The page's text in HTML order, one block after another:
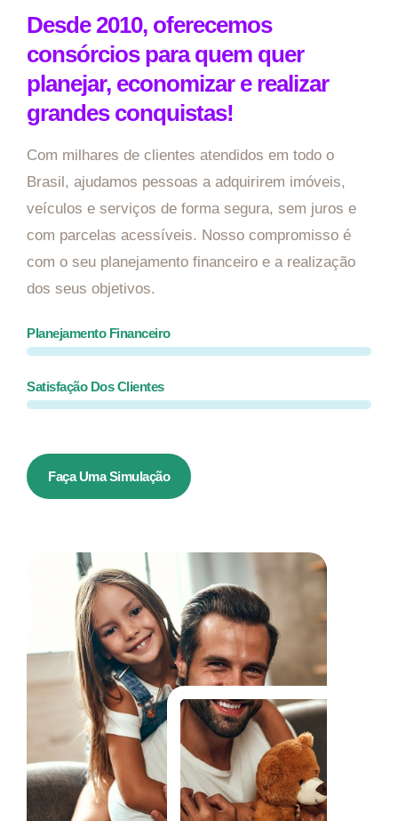
Desde 2010, oferecemos
consórcios para quem quer
planejar, economizar e realizar
grandes conquistas!
Com milhares de clientes atendidos em todo o
Brasil, ajudamos pessoas a adquirirem imóveis,
veículos e serviços de forma segura, sem juros e
com parcelas acessíveis. Nosso compromisso é
com o seu planejamento financeiro e a realização
dos seus objetivos.
Planejamento Financeiro
Satisfação Dos Clientes
Faça Uma Simulação